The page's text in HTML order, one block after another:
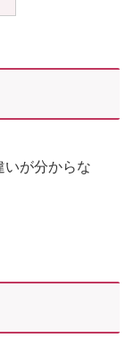
いが分からな